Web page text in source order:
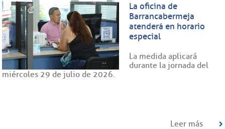
La oficina de
Barrancabermeja
atenderá en horario
especial
La medida aplicará
durante la jornada del
miércoles 29 de julio de 2026.
Leer más